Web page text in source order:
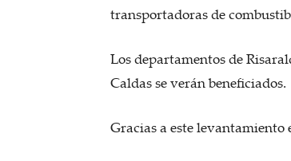
transportadoras de
Los departamentos de
Caldas se verán beneficiados.
Gracias a este